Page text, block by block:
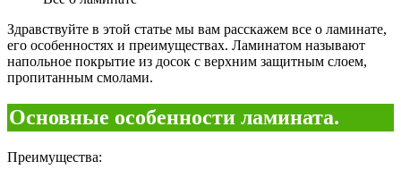
Здравствуйте в этой статье мы вам расскажем все о ламинате,
его особенностях и преимуществах. Ламинатом называют
напольное покрытие из досок с верхним защитным слоем,
пропитанным смолами.
Основные особенности ламината.
Преимущества: